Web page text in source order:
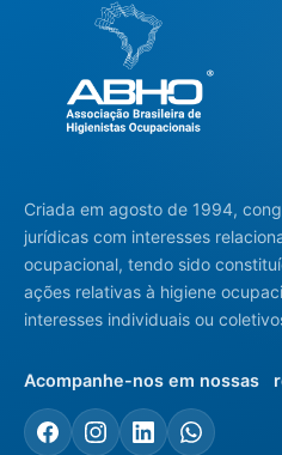
Criada em agosto de 1994,
jurídicas com interesses
ocupacional, tendo sido
ações relativas à higiene
interesses individuais ou
Acompanhe-nos em nossas